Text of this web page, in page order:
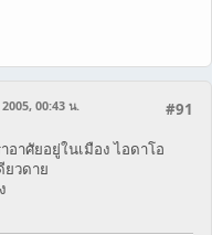
#91
2005, 00:43 น.
อาศัยอยู่ในเมือง ไอดาโอ
ยวดาย